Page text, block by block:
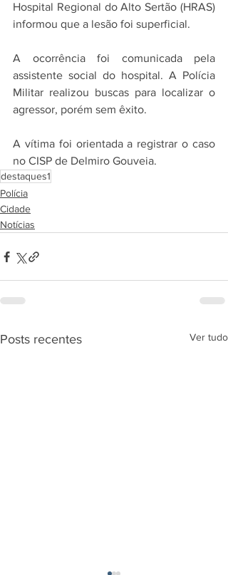
Hospital Regional do Alto Sertão (HRAS)
informou que a lesão foi superficial.
A ocorrência foi comunicada pela
assistente social do hospital. A Polícia
Militar realizou buscas para localizar o
agressor, porém sem êxito.
A vítima foi orientada a registrar o caso
no CISP de Delmiro Gouveia.
destaques1
Polícia
Cidade
Notícias
Posts recentes Ver tudo